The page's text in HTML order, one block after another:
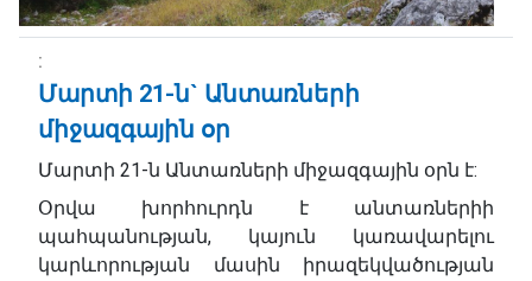
Մարտի 21-ն` Անտառների
միջազգային օր
Մարտի 21-ն Անտառների միջազգային օրն է:
Օրվա խորհուրդն է անտառներիի
պահպանության, կայուն կառավարելու
կարևորության մասին իրազեկվածության